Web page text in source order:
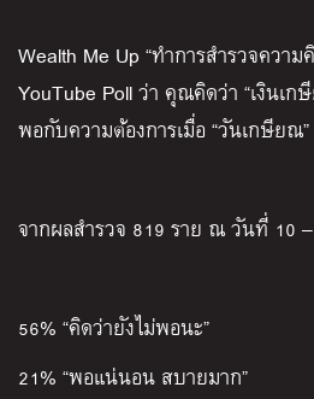
Wealth Me Up “ทำการสำรวจควา
YouTube Pollว่า คุณคิดว่า “เงินเก
พอกับความต้องการเมื่อ “วันเกษียณ”
จากผลสำรวจ 819 ราย ณ วันที่ 10
56% “คิดว่ายังไม่พอนะ”
21% “พอแน่นอน สบายมาก”